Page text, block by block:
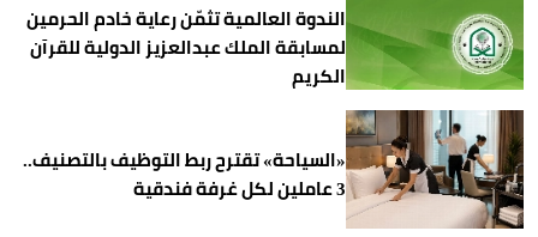
الندوة العالمية تثمّن رعاية خادم الحرمين
لمسابقة الملك عبدالعزيز الدولية للقرآن
الكريم
«السياحة» تقترح ربط التوظيف بالتصنيف..
3 عاملين لكل غرفة فندقية